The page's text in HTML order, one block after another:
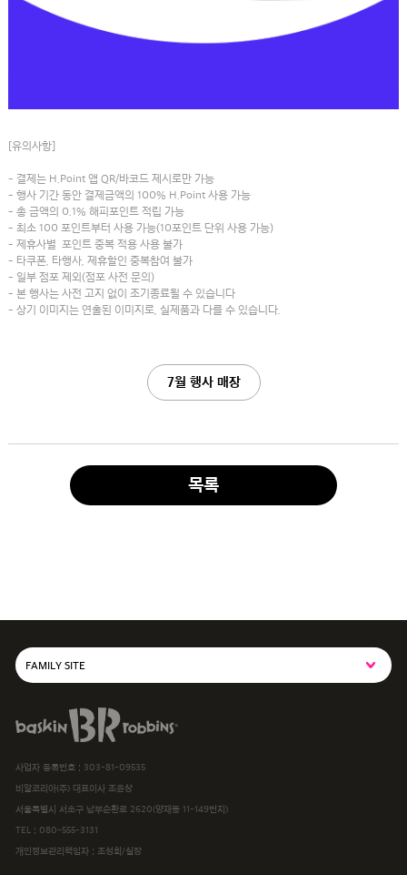
[유의사항]
- 결제는 H.Point 앱 QR/바코드 제시로만 가능
- 행사 기간 동안 결제금액의 100% H.Point 사용 가능
- 총 금액의 0.1% 해피포인트 적립 가능
- 최소 100 포인트부터 사용 가능(10포인트 단위 사용 가능)
- 제휴사별 포인트 중복 적용 사용 불가
- 타쿠폰, 타행사, 제휴할인 중복참여 불가
- 일부 점포 제외(점포 사전 문의)
- 본 행사는 사전 고지 없이 조기종료될 수 있습니다
- 상기 이미지는 연출된 이미지로, 실제품과 다를 수 있습니다.
7월 행사 매장
목록
FAMILY SITE
SPC MAGAZINE
해피포인트카드
파스쿠찌
삼립
baskiN robbiNs
사업자 등록번호 : 303-81-09535
비알코리아(주) 대표이사 조윤상
서울특별시 서초구 남부순환로 2620(양재동 11-149번지)
TEL : 080-555-3131
개인정보관리책임자 : 조성희/실장